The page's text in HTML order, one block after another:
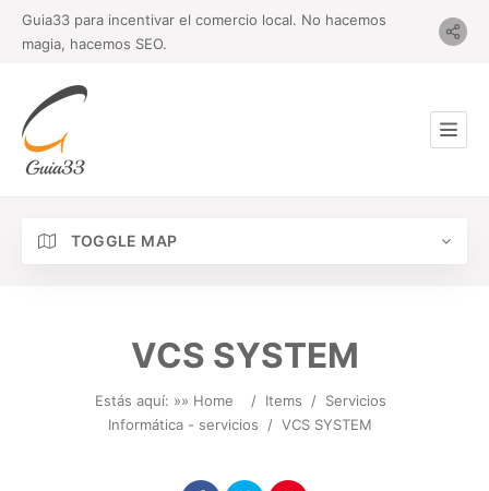
Guia33 para incentivar el comercio local. No hacemos
magia, hacemos SEO.
TOGGLE MAP
VCS SYSTEM
Estás aquí: »» Home / Items / Servicios
Informática - servicios
/ VCS SYSTEM